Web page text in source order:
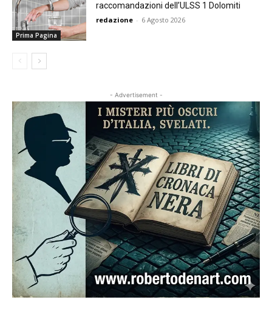
Prima Pagina
raccomandazioni dell’ULSS 1 Dolomiti
redazione - 6 Agosto 2026
- Advertisement -